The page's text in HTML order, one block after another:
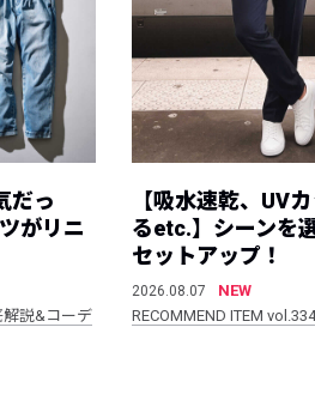
だっ
がリニ
解説&コーデ
【吸水速乾、UV
るetc.】シーンを
セットアップ！
2026.08.07
NEW
RECOMMEND ITEM vol.334